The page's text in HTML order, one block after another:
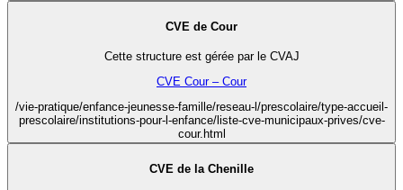
CVE de Cour
Cette structure est gérée par le CVAJ
CVE Cour – Cour
/vie-pratique/enfance-jeunesse-famille/reseau-l/prescolaire/type-accueil-
prescolaire/institutions-pour-l-enfance/liste-cve-municipaux-prives/cve-
cour.html
CVE de la Chenille